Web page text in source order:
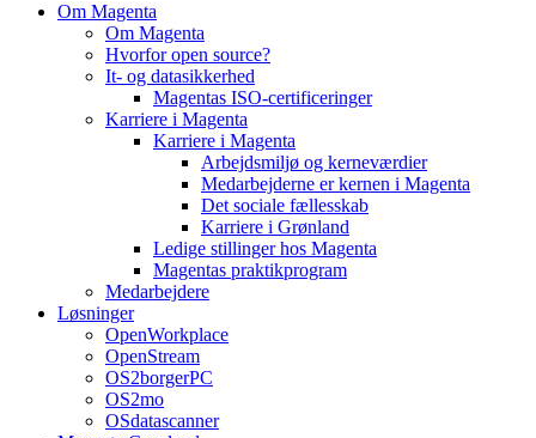
Om Magenta
Om Magenta
Hvorfor open source?
It- og datasikkerhed
Magentas ISO-certificeringer
Karriere i Magenta
Karriere i Magenta
Arbejdsmiljø og kerneværdier
Medarbejderne er kernen i Magenta
Det sociale fællesskab
Karriere i Grønland
Ledige stillinger hos Magenta​
Magentas praktikprogram
Medarbejdere
Løsninger
OpenWorkplace
OpenStream
OS2borgerPC
OS2mo
OSdatascanner